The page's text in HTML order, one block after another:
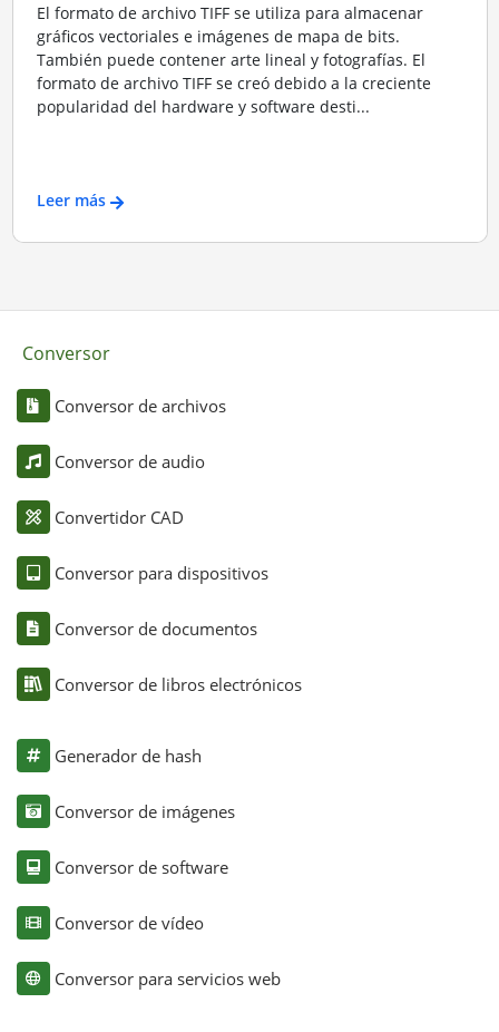
El formato de archivo TIFF se utiliza para almacenar
gráficos vectoriales e imágenes de mapa de bits.
También puede contener arte lineal y fotografías. El
formato de archivo TIFF se creó debido a la creciente
popularidad del hardware y software desti...
Leer más
Conversor
Conversor de archivos
Conversor de audio
Convertidor CAD
Conversor para dispositivos
Conversor de documentos
Conversor de libros electrónicos
Generador de hash
Conversor de imágenes
Conversor de software
Conversor de vídeo
Conversor para servicios web